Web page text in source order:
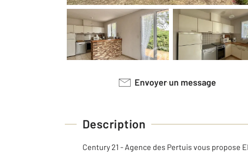
Envoyer un message
Description
Century 21 - Agence des Pertuis vous propose